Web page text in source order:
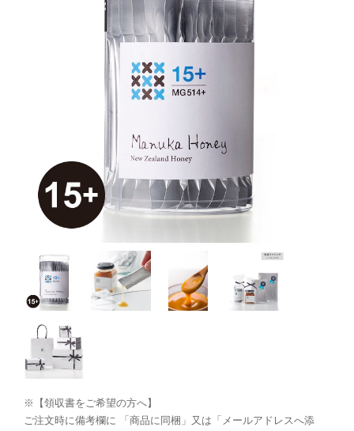
※【領収書をご希望の方へ】
ご注文時に備考欄に 「商品に同梱」又は「メールアドレスへ添